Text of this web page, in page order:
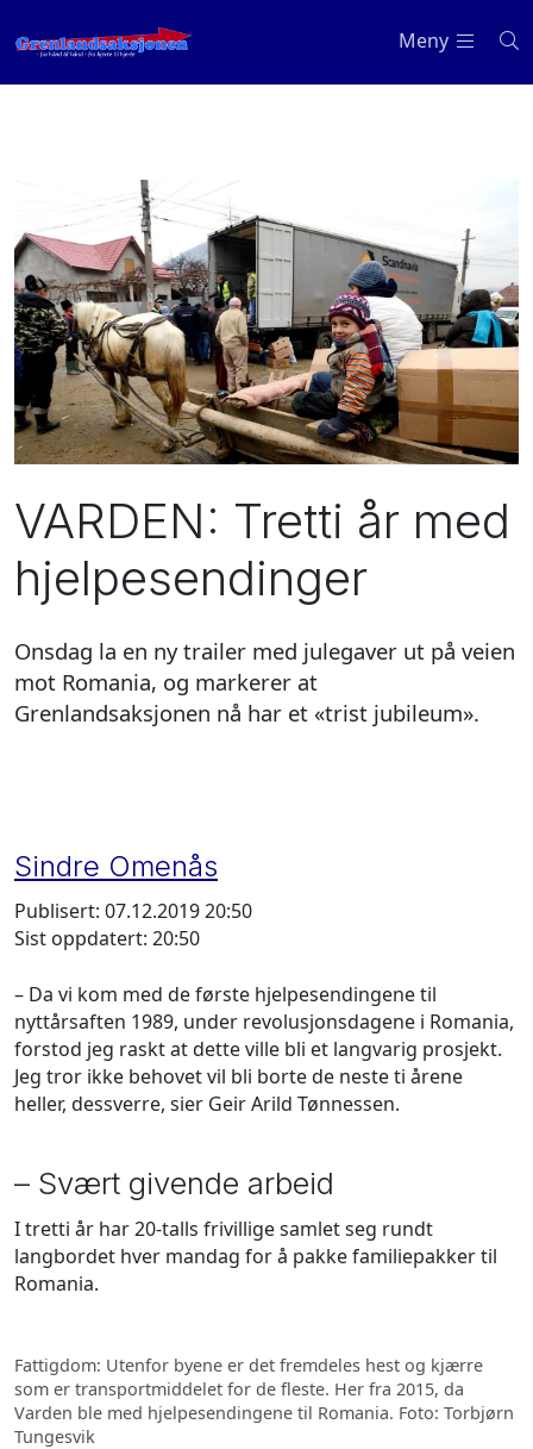
Meny
VARDEN: Tretti år med
hjelpesendinger
Onsdag la en ny trailer med julegaver ut på veien
mot Romania, og markerer at
Grenlandsaksjonen nå har et «trist jubileum».
Sindre Omenås
Publisert: 07.12.2019 20:50
Sist oppdatert: 20:50
– Da vi kom med de første hjelpesendingene til
nyttårsaften 1989, under revolusjonsdagene i Romania,
forstod jeg raskt at dette ville bli et langvarig prosjekt.
Jeg tror ikke behovet vil bli borte de neste ti årene
heller, dessverre, sier Geir Arild Tønnessen.
– Svært givende arbeid
I tretti år har 20-talls frivillige samlet seg rundt
langbordet hver mandag for å pakke familiepakker til
Romania.
Fattigdom: Utenfor byene er det fremdeles hest og kjærre
som er transportmiddelet for de fleste. Her fra 2015, da
Varden ble med hjelpesendingene til Romania. Foto: Torbjørn
Tungesvik